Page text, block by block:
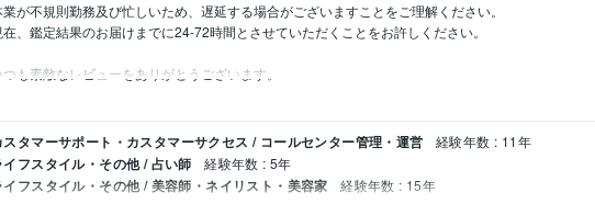
業が不規則勤務及び忙しいため、遅延する場合がございますことをご理解ください。
在、鑑定結果のお届けまでに24-72時間とさせていただくことをお許しください。
つも素敵なレビューをありがとうございます。
スタマーサポート・カスタマーサクセス / コールセンター管理・運営 経験年数 : 11年
イフスタイル・その他 / 占い師 経験年数 : 5年
イフスタイル・その他 / 美容師・ネイリスト・美容家 経験年数 : 15年